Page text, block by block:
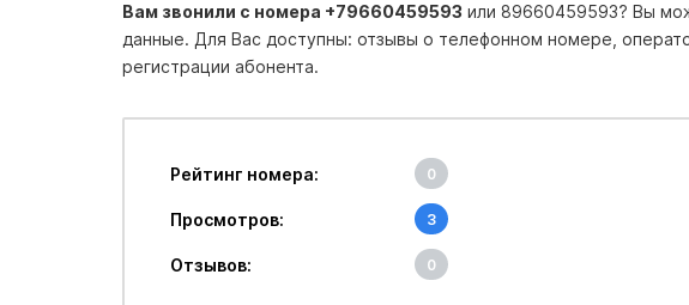
Вам звонили с номера +79660459593 или 89660459593? Вы
данные. Для Вас доступны: отзывы о телефонном номере,
регистрации абонента.
Рейтинг номера: 0
Просмотров: 3
Отзывов: 0